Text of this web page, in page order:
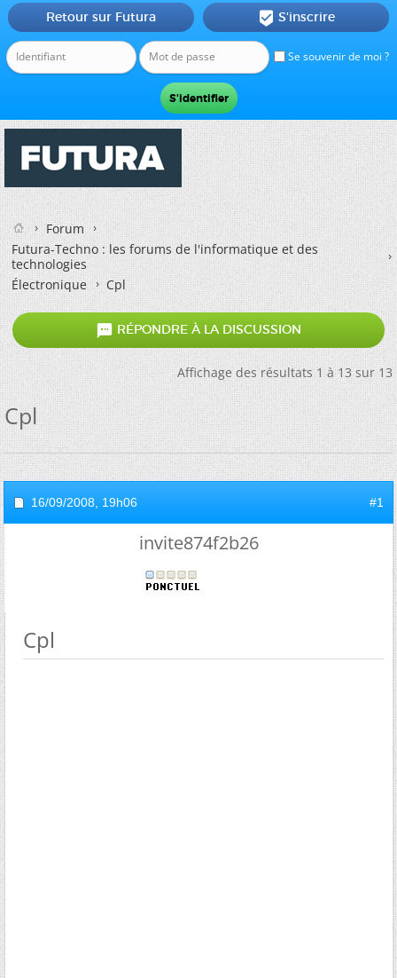
Se souvenir de moi ?
Retour sur Futura  S'inscrire
Forum
Futura-Techno : les forums de l'informatique et des
technologies
Électronique
Cpl
 RÉPONDRE À LA DISCUSSION
Affichage des résultats 1 à 13 sur 13
Cpl
16/09/2008, 19h06 #1
invite874f2b26
Cpl